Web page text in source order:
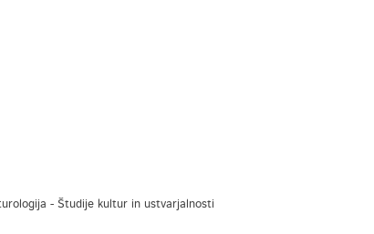
- Študije kultur in ustvarjalnosti